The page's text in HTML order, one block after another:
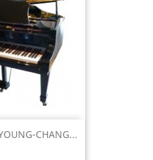
CHANG...